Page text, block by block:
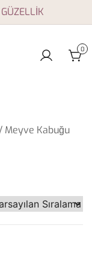
0
Meyve Kabuğu